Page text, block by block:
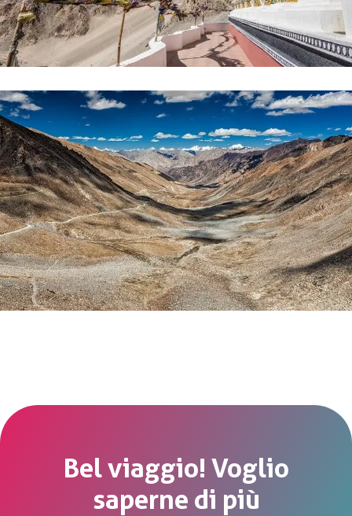
Bel viaggio! Voglio
saperne di più